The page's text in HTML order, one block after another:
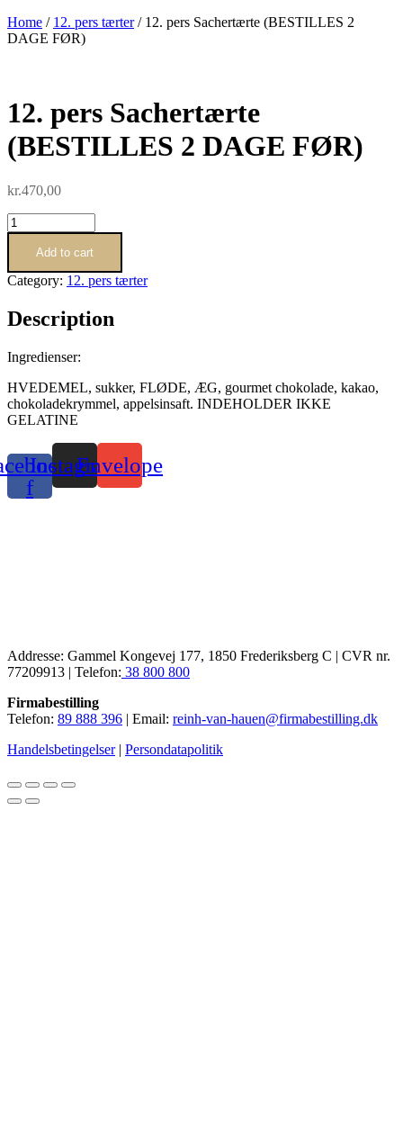
Home / 12. pers tærter/ 12. pers Sachertærte (BESTILLES 2
DAGE FØR)
12. pers Sachertærte
(BESTILLES 2 DAGE FØR)
kr.470,00
12.
pers
Sachertærte
(BESTILLES
2
FØR)
Add to cart
Category: 12. pers tærter
Description
Ingredienser:
HVEDEMEL, sukker, FLØDE, ÆG, gourmet chokolade, kakao,
chokoladekrymmel, appelsinsaft. INDEHOLDER IKKE
GELATINE
f
InstagramEnvelope
Addresse: Gammel Kongevej 177, 1850 Frederiksberg C | CVR nr.
77209913 | Telefon: 38 800 800
Firmabestilling
Telefon: 89 888 396 | Email: reinh-van-hauen@firmabestilling.dk
Handelsbetingelser| Persondatapolitik